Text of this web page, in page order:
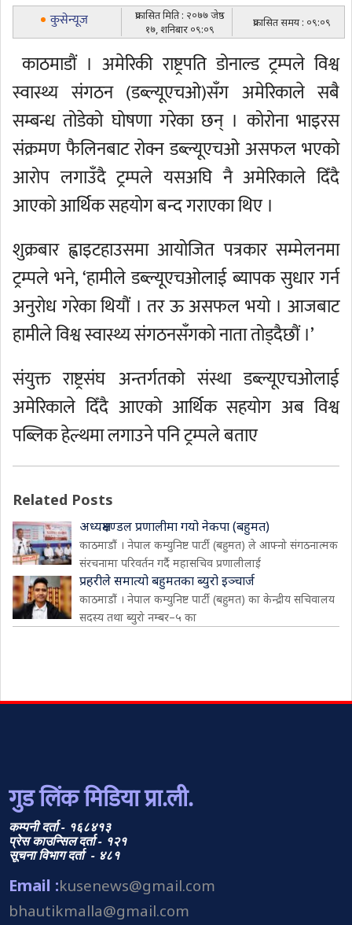
कुसेन्यूज
प्रकासित मिति : २०७७ जेष्ठ
१७, शनिबार ०९:०९
प्रकासित समय : ०९:०९
काठमाडौं । अमेरिकी राष्ट्रपति डोनाल्ड ट्रम्पले विश्व
स्वास्थ्य संगठन (डब्ल्यूएचओ)सँग अमेरिकाले सबै
सम्बन्ध तोडेको घोषणा गरेका छन् । कोरोना भाइरस
संक्रमण फैलिनबाट रोक्न डब्ल्यूएचओ असफल भएको
आरोप लगाउँदै ट्रम्पले यसअघि नै अमेरिकाले दिँदै
आएको आर्थिक सहयोग बन्द गराएका थिए ।
शुक्रबार ह्वाइटहाउसमा आयोजित पत्रकार सम्मेलनमा
ट्रम्पले भने, ‘हामीले डब्ल्यूएचओलाई ब्यापक सुधार गर्न
अनुरोध गरेका थियौं । तर ऊ असफल भयो । आजबाट
हामीले विश्व स्वास्थ्य संगठनसँगको नाता तोड्दैछौं ।’
संयुक्त राष्ट्रसंघ अन्तर्गतको संस्था डब्ल्यूएचओलाई
अमेरिकाले दिँदै आएको आर्थिक सहयोग अब विश्व
पब्लिक हेल्थमा लगाउने पनि ट्रम्पले बताए
Related Posts
अध्यक्षमण्डल प्रणालीमा गयो नेकपा (बहुमत)
काठमाडौं । नेपाल कम्युनिष्ट पार्टी (बहुमत) ले आफ्नो संगठनात्मक
संरचनामा परिवर्तन गर्दै महासचिव प्रणालीलाई
प्रहरीले समात्यो बहुमतका ब्युरो इञ्चार्ज
काठमाडौं । नेपाल कम्युनिष्ट पार्टी (बहुमत) का केन्द्रीय सचिवालय
सदस्य तथा ब्युरो नम्बर–५ का
गुड लिंक मिडिया प्रा.ली.
कम्पनी दर्ता - १६८४१३
प्रेस काउन्सिल दर्ता - १२१
सूचना विभाग दर्ता - ४८१
Email :kusenews@gmail.com
bhautikmalla@gmail.com